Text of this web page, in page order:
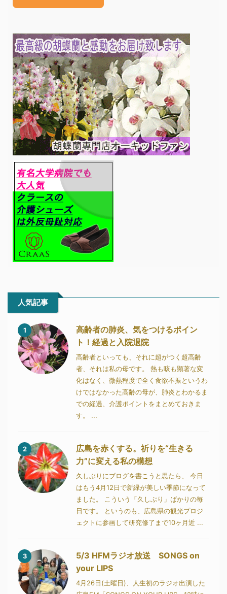
人気記事
1
高齢者の肺炎、気をつけるポイン
ト！経過と入院退院
高齢者といっても、それに超がつく超高齢
者、それは私の母です。 熱も咳も顕著な変
化はなく、微熱程度で全く食欲不振というわ
けではなかった高齢の母が、肺炎とわかるま
での経過、介護ポイントをまとめておきま
す。 ...
2
広島を赤くする。祈りを“生きる
力”に変える私の構想
久しぶりにブログを書こうと思たら、 今日
はもう4月12日で新緑が美しい季節になって
ました。 こういう「久しぶり」ばかりの毎
日です。 というのも、広島県の観光プロジ
ェクトに参画して研究修了まで10ヶ月近 ...
3
5/3 HFMラジオ放送 SONGS on
your LIPS
4月26日(土曜日)、人生初のラジオ出演した